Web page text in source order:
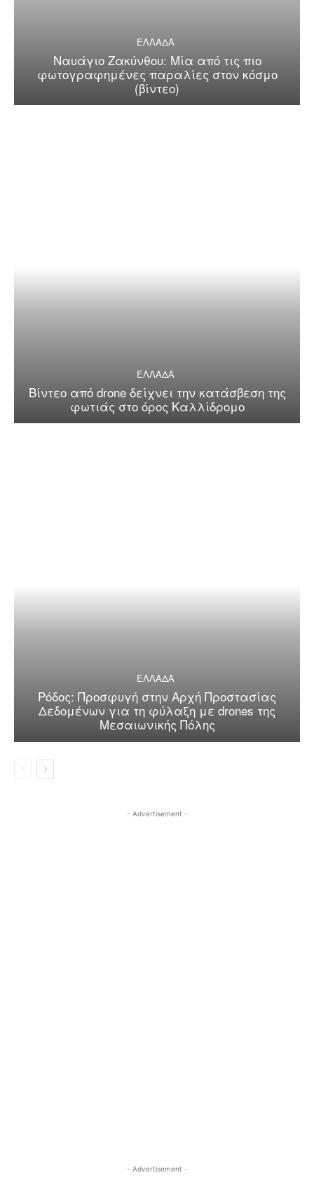
ΕΛΛΑΔΑ
Ναυάγιο Ζακύνθου: Μία από τις πιο
φωτογραφημένες παραλίες στον κόσμο
(βίντεο)
ΕΛΛΑΔΑ
Βίντεο από drone δείχνει την κατάσβεση της
φωτιάς στο όρος Καλλίδρομο
ΕΛΛΑΔΑ
Ρόδος: Προσφυγή στην Αρχή Προστασίας
Δεδομένων για τη φύλαξη με drones της
Μεσαιωνικής Πόλης
- Advertisement -
- Advertisement -